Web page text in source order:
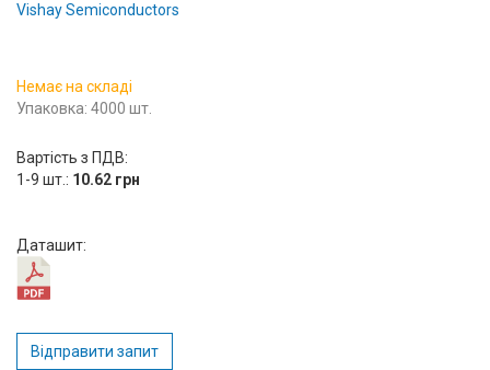
Контакти
Доставка
Vishay Semiconductors
Немає на складі
Упаковка: 4000 шт.
Вартість з ПДВ:
1-9 шт.: 10.62 грн
Даташит:
Відправити запит